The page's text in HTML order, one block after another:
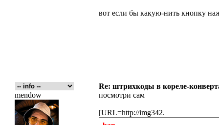
вот если бы какую-нить кнопку
Re: штрихкоды в кореле-
mendow
посмотри сам
[URL=http://img342.